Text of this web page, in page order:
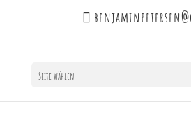
Seite wählen